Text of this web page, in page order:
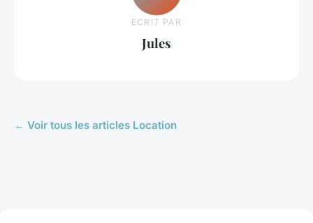
ECRIT PAR
Jules
← Voir tous les articles Location